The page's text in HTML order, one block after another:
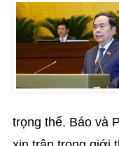
trọng thể. Báo và